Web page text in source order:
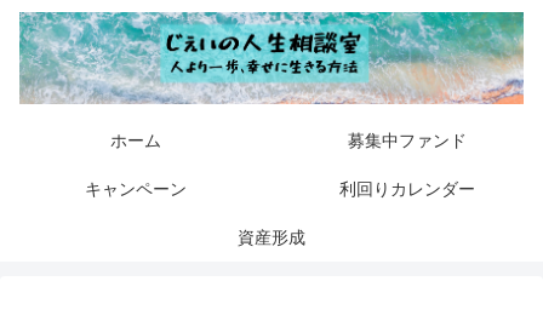
ホーム 募集中ファンド
キャンペーン 利回りカレンダー
資産形成